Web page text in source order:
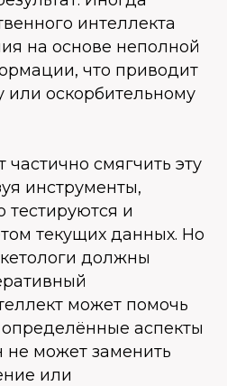
интеллекта
на основе неполной
что приводит
или оскорбительному
частично смягчить эту
инструменты,
тестируются и
текущих данных. Но
должны
может помочь
аспекты
не может заменить
или